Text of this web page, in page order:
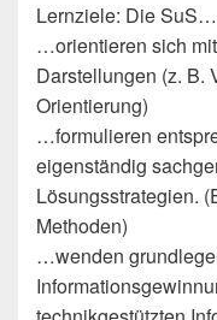
Lernziele: Die SuS…
…orientieren sich
Darstellungen (z. B.
Orientierung)
…formulieren
eigenständig
Lösungsstrategien.
Methoden)
…wenden